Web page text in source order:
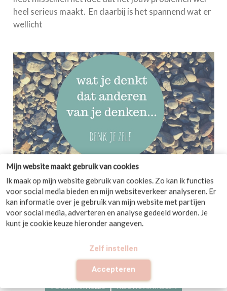
Mijn website maakt gebruik van cookies
Ik maak op mijn website gebruik van cookies. Zo kan ik functies
voor social media bieden en mijn websiteverkeer analyseren. Er
kan informatie over je gebruik van mijn website met partijen
voor social media, adverteren en analyse gedeeld worden. Je
kunt je cookie keuze hieronder aangeven.
Zelf instellen
Accepteren
heel serieus maakt. En daarbij is het spannend wat er
wellicht
0COMMENTS
Hoe ga je om met anderen?
Eng hè, zijn ze die anderen. Ze weten het altijd beter,
zelfs wat goed is voor jou. Ze zien er leuker uit,
hebben een grotere mond, weten meer dan jij
« OLDER ARTICLES NIEUWE ARTIKELEN